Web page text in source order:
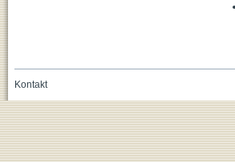
Kontakt